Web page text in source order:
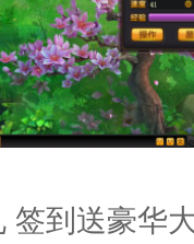
签到送豪华